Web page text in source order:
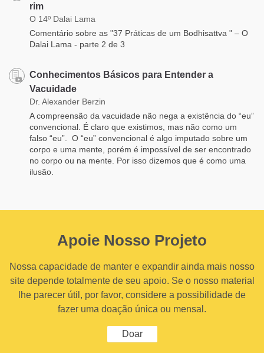
rim
O 14º Dalai Lama
Comentário sobre as "37 Práticas de um Bodhisattva " – O
Dalai Lama - parte 2 de 3
Conhecimentos Básicos para Entender a
Vacuidade
Dr. Alexander Berzin
A compreensão da vacuidade não nega a existência do “eu”
convencional. É claro que existimos, mas não como um
falso “eu”. O “eu” convencional é algo imputado sobre um
corpo e uma mente, porém é impossível de ser encontrado
no corpo ou na mente. Por isso dizemos que é como uma
ilusão.
Apoie Nosso Projeto
Nossa capacidade de manter e expandir ainda mais nosso
site depende totalmente de seu apoio. Se o nosso material
lhe parecer útil, por favor, considere a possibilidade de
fazer uma doação única ou mensal.
Doar